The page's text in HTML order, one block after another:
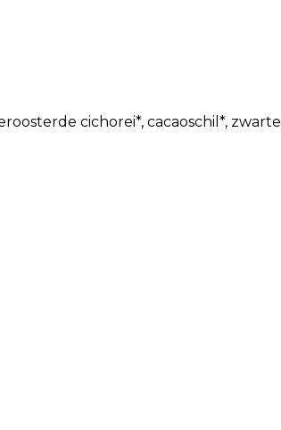
cichorei*, cacaoschil*, zwarte